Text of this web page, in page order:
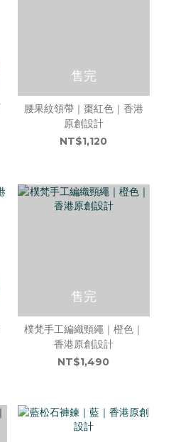
售完
腰果紋領帶｜棗紅色｜香港
原創設計
NT$1,120
售完
樸梵手工編織頸繩｜橙色｜
香港原創設計
NT$1,490